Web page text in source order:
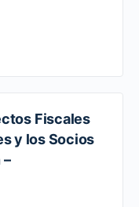
Fiscales
y los Socios
–